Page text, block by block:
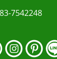
7542248